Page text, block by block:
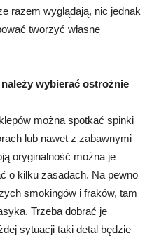
razem wyglądają, nic jednak
tworzyć własne
wybierać ostrożnie
można spotkać spinki
lub nawet z zabawnymi
oryginalność można je
o kilku zasadach. Na pewno
smokingów i fraków, tam
Trzeba dobrać je
sytuacji taki detal będzie